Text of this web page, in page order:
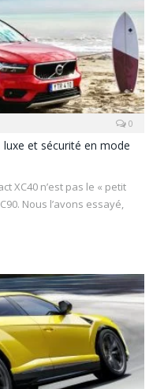
0
luxe et sécurité en mode
XC40 n’est pas le « petit
Nous l’avons essayé,